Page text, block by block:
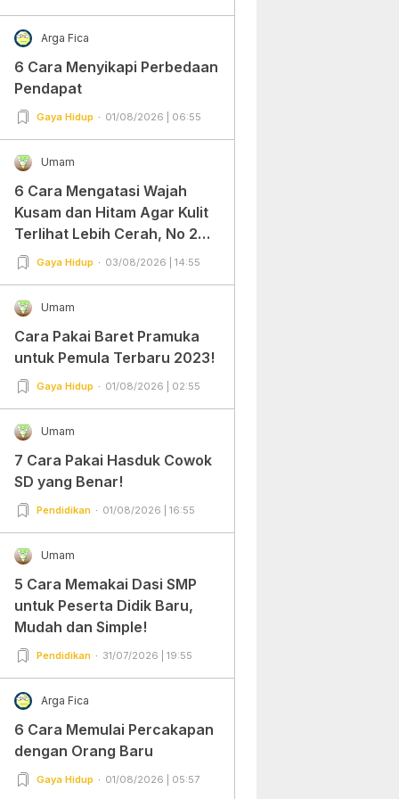
Arga Fica
6 Cara Menyikapi Perbedaan
Pendapat
Gaya Hidup 01/08/2026 | 06:55
Umam
6 Cara Mengatasi Wajah
Kusam dan Hitam Agar Kulit
Terlihat Lebih Cerah, No 2
Gampang Banget dan Mudah
Gaya Hidup 03/08/2026 | 14:55
Umam
Cara Pakai Baret Pramuka
untuk Pemula Terbaru 2023!
Gaya Hidup 01/08/2026 | 02:55
Umam
7 Cara Pakai Hasduk Cowok
SD yang Benar!
Pendidikan 01/08/2026 | 16:55
Umam
5 Cara Memakai Dasi SMP
untuk Peserta Didik Baru,
Mudah dan Simple!
Pendidikan 31/07/2026 | 19:55
Arga Fica
6 Cara Memulai Percakapan
dengan Orang Baru
Gaya Hidup 01/08/2026 | 05:57